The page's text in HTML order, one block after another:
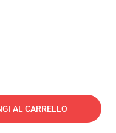
AL CARRELLO